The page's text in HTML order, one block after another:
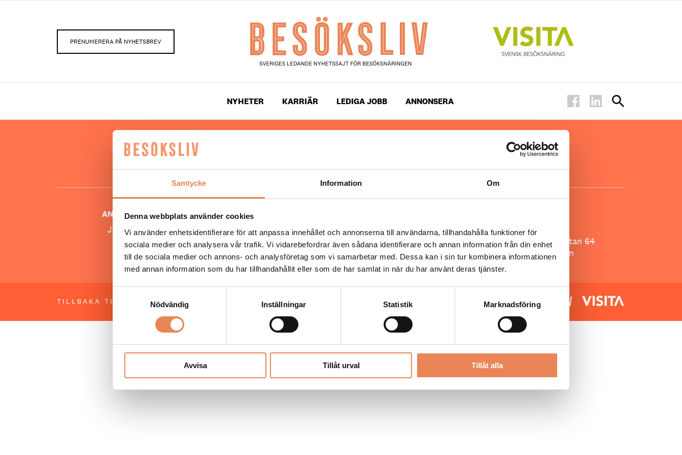
Samtycke Information Om
Denna webbplats använder cookies
Vi använder enhetsidentifierare för att anpassa innehållet och annonserna till användarna, tillhandahålla funktioner för
sociala medier och analysera vår trafik. Vi vidarebefordrar även sådana identifierare och annan information från din enhet
till de sociala medier och annons- och analysföretag som vi samarbetar med. Dessa kan i sin tur kombinera informationen
med annan information som du har tillhandahållit eller som de har samlat in när du har använt deras tjänster.
Nödvändig
Inställningar Statistik Marknadsföring
Avvisa Tillåt urval Tillåt alla
PRENUMERERA PÅ NYHETSBREV
NYHETER KARRIÄR LEDIGA JOBB ANNONSERA
Hos oss läser du landets mest uppdaterade nyheter och snackisar inom
besöksnäringen. Besöksliv i sin tryckta form är ett affärsmagasin för ägare
ANSVARIG UTGIVARE
Jonas Siljhammar
Allt material på besoksliv.se är skyddat
enligt lagen om upphovsrätt.
Besöksliv
Spoon, Brännkyrkagatan 64
118 23 Stockholm
TILLBAKA TILL TOPPEN OM BESÖKSLIV PRENUMERERA ANNONSERA